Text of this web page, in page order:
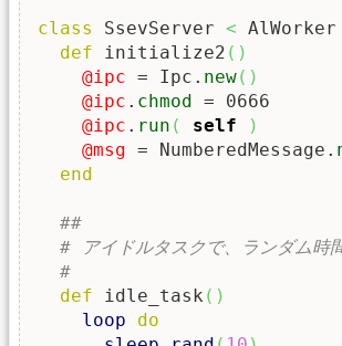
class SsevServer < AlWorker
def initialize2 ( )
@ipc = Ipc. new( )
@ipc . chmod = 0666
@ipc . run ( self
)
@msg = NumberedMessage.
end
##
# アイドルタスクで、ランダム時
#
def idle_task ( )
loop
do